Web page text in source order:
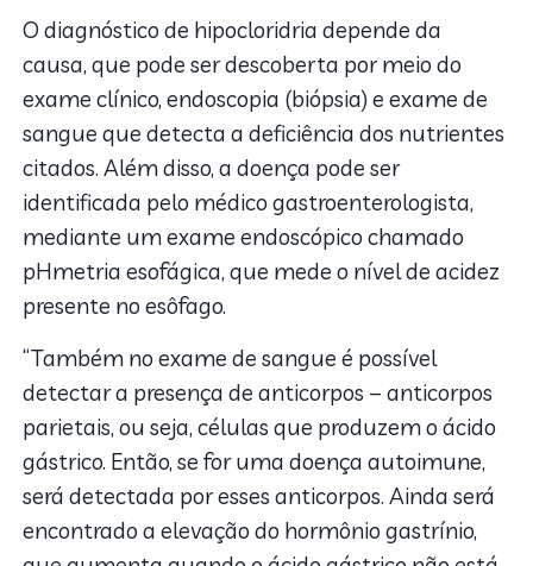
O diagnóstico de hipocloridria depende da
causa, que pode ser descoberta por meio do
exame clínico, endoscopia (biópsia) e exame de
sangue que detecta a deficiência dos nutrientes
citados. Além disso, a doença pode ser
identificada pelo médico gastroenterologista,
mediante um exame endoscópico chamado
pHmetria esofágica, que mede o nível de acidez
presente no esôfago.
“Também no exame de sangue é possível
detectar a presença de anticorpos – anticorpos
parietais, ou seja, células que produzem o ácido
gástrico. Então, se for uma doença autoimune,
será detectada por esses anticorpos. Ainda será
encontrado a elevação do hormônio gastrínio,